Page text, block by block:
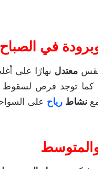
في الصباح
طقس معتدل نهارًا على
كما توجد فرص لسقوط
نشاط رياح على
والمتوسط